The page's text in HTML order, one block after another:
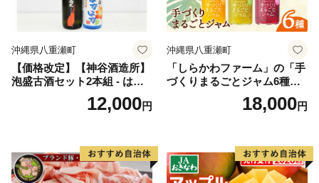
沖縄県八重瀬町
【価格改定】【神谷酒造所】
泡盛古酒セット2本組 ‐ はな
はな古酒 25度 熟成古酒 南光
40度 720ml 飲み比べ 泡盛 甘
12,000円
沖縄県八重瀬町
「しらかわファーム」の「手
づくりまるごとジャム6種」-
6個 詰め合わせ セット マン
ゴー ドラゴンフルーツ 秋ミ
ン 南国 手作り 果実100％ お
すすめ 沖縄県 八重瀬町【価
格改定】
18,000円